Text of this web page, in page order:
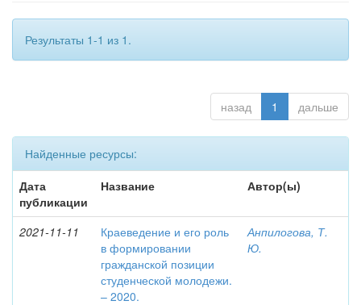
Результаты 1-1 из 1.
назад 1 дальше
Найденные ресурсы:
Дата
публикации
Название Автор(ы)
2021-11-11
Краеведение и его роль
в формировании
гражданской позиции
студенческой молодежи.
– 2020.
Анпилогова, Т.
Ю.